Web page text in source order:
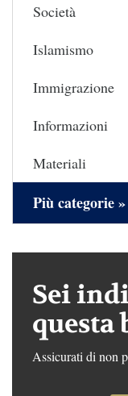
Società
Islamismo
Immigrazione
Informazioni
Materiali
Più categorie »
Sei
questa
Assicurati di non